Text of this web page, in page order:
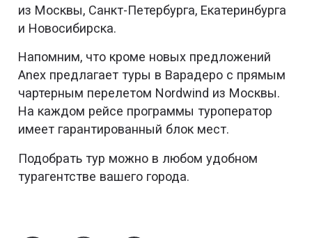
из Москвы, Санкт-Петербурга, Екатеринбурга
и Новосибирска.
Напомним, что кроме новых предложений
Anex предлагает туры в Варадеро с прямым
чартерным перелетом Nordwind из Москвы.
На каждом рейсе программы туроператор
имеет гарантированный блок мест.
Подобрать тур можно в любом удобном
турагентстве вашего города.